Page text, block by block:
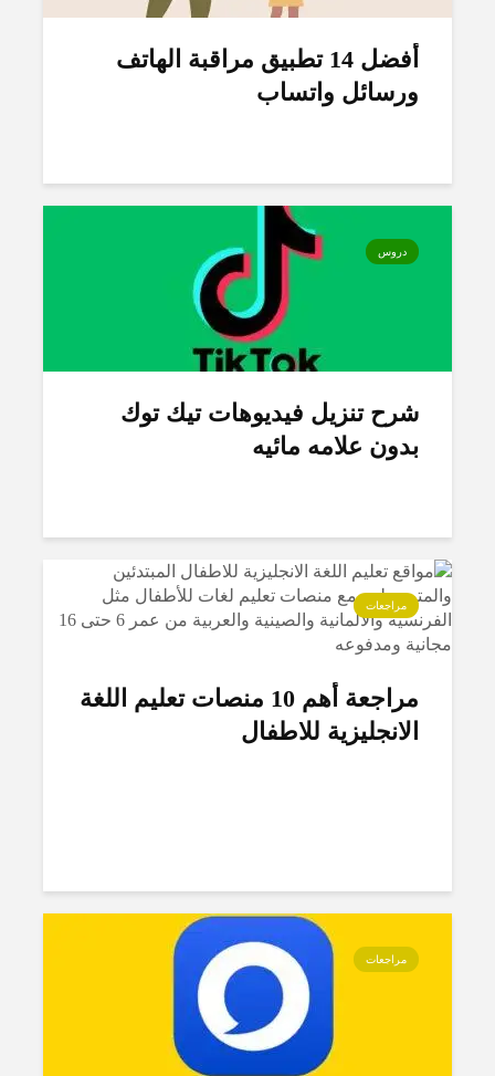
أفضل 14 تطبيق مراقبة الهاتف
ورسائل واتساب
دروس
شرح تنزيل فيديوهات تيك توك
بدون علامه مائيه
مراجعات
مراجعة أهم 10 منصات تعليم اللغة
الانجليزية للاطفال
مراجعات